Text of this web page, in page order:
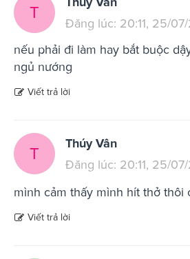
T
Đăng lúc: 20:11, 25/
nếu phải đi làm hay bắt buộc
ngủ nướng
Viết trả lời
T
Thúy Vân
Đăng lúc: 20:11, 25/
mình cảm thấy mình hít thở thôi
Viết trả lời